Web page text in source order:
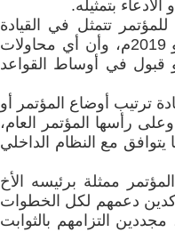
تتمثل في القيادة
المنتخبة من قبل اللجنة الدائمة الرئيسية في دورتها المنعقدة بتاريخ 2 مايو 2019م، وأن أي محاولات
قبول في أوساط القواعد
ترتيب أوضاع المؤتمر أو
رأسها المؤتمر العام،
يتوافق مع النظام الداخلي
ممثلة برئيسه الأخ
دعمهم لكل الخطوات
التزامهم بالثوابت